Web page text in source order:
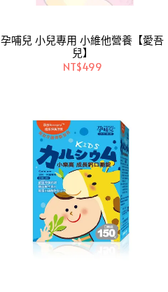
孕哺兒 小兒專用 小維他營養【愛吾
兒】
NT$499